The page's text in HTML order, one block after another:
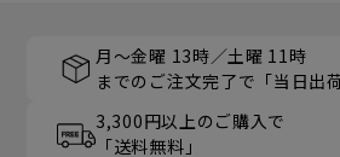
月～金曜 13時／土曜 11時
までのご注文完了で「当日出荷
3,300円以上のご購入で
「送料無料」